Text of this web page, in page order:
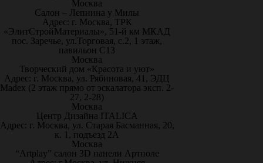
Москва
Салон – Лепнина у Милы
Адрес: г. Москва, ТРК
«ЭлитСтройМатериалы», 51-й км МКАД
пос. Заречье, ул.Торговая, с.2, 1 этаж,
павильон С13
Москва
Творческий дом «Красота и уют»
Адрес: г. Москва, ул. Рябиновая, 41, ЭДЦ
Madex (2 этаж прямо от эскалатора эксп. 2-
27, 2-28)
Москва
Центр Дизайна ITALICA
Адрес: г. Москва, ул. Старая Басманная, 20,
к. 1, подъезд 2А
Москва
“Artplay” салон 3D панели Артполе